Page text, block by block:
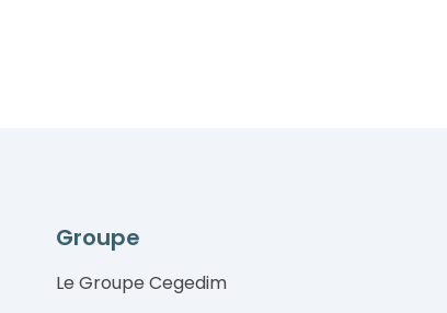
Groupe
Le Groupe Cegedim